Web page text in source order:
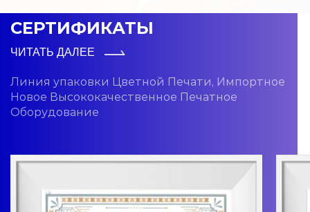
СЕРТИФИКАТЫ
ЧИТАТЬ ДАЛЕЕ
Линия упаковки Цветной Печати, Импортное
Новое Высококачественное Печатное
Оборудование